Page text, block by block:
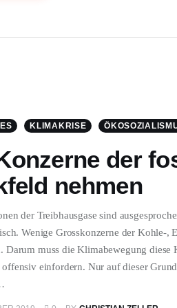
KLIMAKRISE
der
nehmen
der Treibhausgase sind
Wenige Grosskonzerne der Kohle-,
Darum muss die Klimabewegung
einfordern. Nur auf dieser